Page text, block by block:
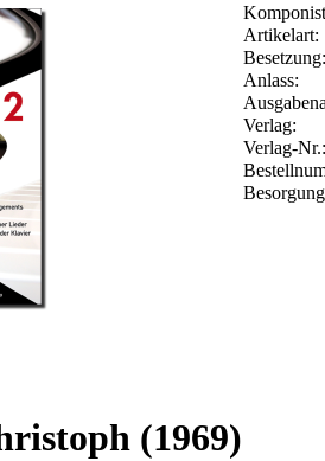
Artikelart:
Besetzung:
Anlass:
Verlag:
Verlag-
(1969)